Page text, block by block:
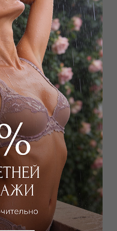
Лонгслив
10 000₽ 5 400